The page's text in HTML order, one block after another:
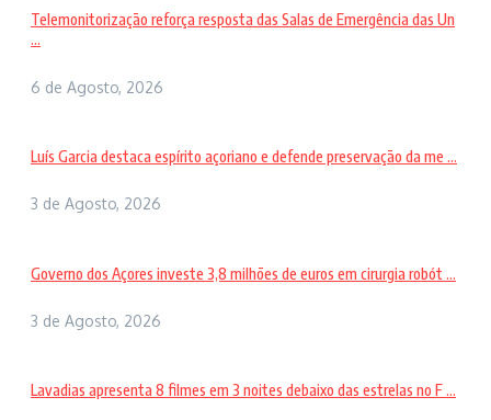
Telemonitorização reforça resposta das Salas de Emergência das Un
...
6 de Agosto, 2026
Luís Garcia destaca espírito açoriano e defende preservação da me ...
3 de Agosto, 2026
Governo dos Açores investe 3,8 milhões de euros em cirurgia robót ...
3 de Agosto, 2026
Lavadias apresenta 8 filmes em 3 noites debaixo das estrelas no F ...